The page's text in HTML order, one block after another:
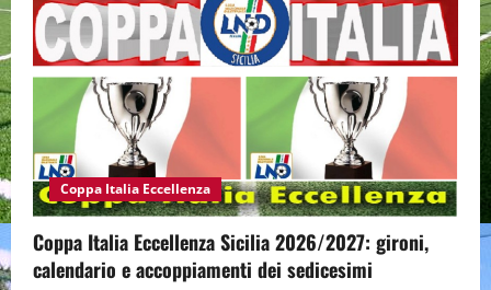
Coppa Italia Eccellenza
Coppa Italia Eccellenza Sicilia 2026/2027: gironi,
calendario e accoppiamenti dei sedicesimi